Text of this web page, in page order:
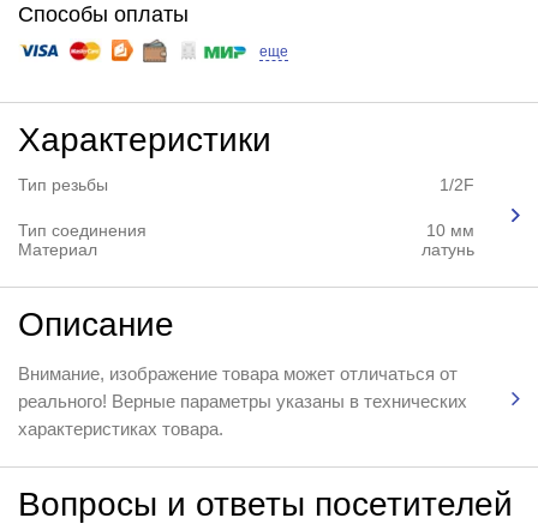
Способы оплаты
еще
Характеристики
Тип резьбы 1/2F
Тип соединения
10 мм
Материал
латунь
Описание
Внимание, изображение товара может отличаться от
реального! Верные параметры указаны в технических
характеристиках товара.
Вопросы и ответы посетителей